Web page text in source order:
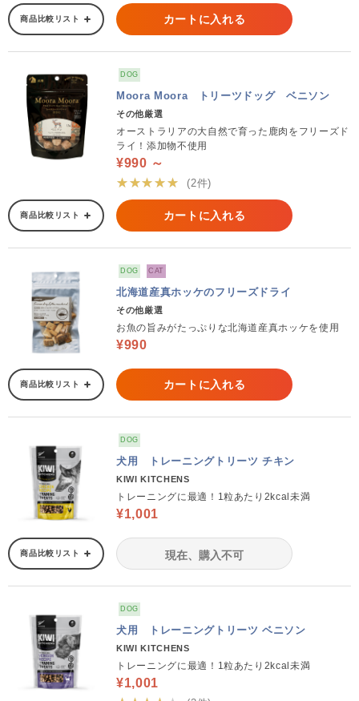
商品比較リスト カートに入れる
DOG
Moora Moora トリーツドッグ ベニソン
その他厳選
オーストラリアの大自然で育った鹿肉をフリーズド
ライ！添加物不使用
¥990 ～
★★★★★
(2件)
商品比較リスト カートに入れる
DOG CAT
北海道産真ホッケのフリーズドライ
その他厳選
お魚の旨みがたっぷりな北海道産真ホッケを使用
¥990
商品比較リスト カートに入れる
DOG
犬用 トレーニングトリーツ チキン
KIWI KITCHENS
トレーニングに最適！1粒あたり2kcal未満
¥1,001
商品比較リスト 現在、購入不可
DOG
犬用 トレーニングトリーツ ベニソン
KIWI KITCHENS
トレーニングに最適！1粒あたり2kcal未満
¥1,001